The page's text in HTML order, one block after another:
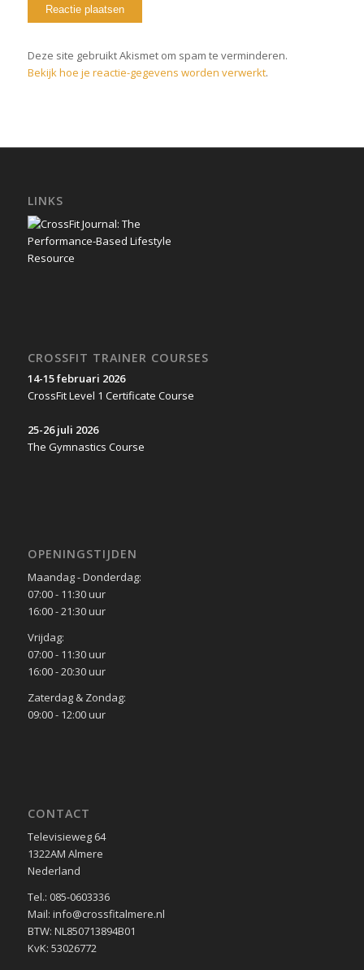
Deze site gebruikt Akismet om spam te verminderen.
Bekijk hoe je reactie-gegevens worden verwerkt.
LINKS
CROSSFIT TRAINER COURSES
14-15 februari 2026
CrossFit Level 1 Certificate Course
25-26 juli 2026
The Gymnastics Course
OPENINGSTIJDEN
Maandag - Donderdag:
07:00 - 11:30 uur
16:00 - 21:30 uur
Vrijdag:
07:00 - 11:30 uur
16:00 - 20:30 uur
Zaterdag & Zondag:
09:00 - 12:00 uur
CONTACT
Televisieweg 64
1322AM Almere
Nederland
Tel.: 085-0603336
Mail: info@crossfitalmere.nl
BTW: NL850713894B01
KvK: 53026772